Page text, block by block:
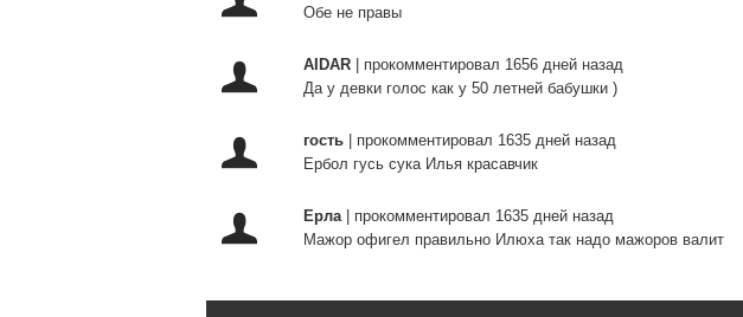
Обе не правы
AIDAR
прокомментировал 1656 дней назад
Да у девки голос как у 50 летней бабушки )
гость
прокомментировал 1635 дней назад
Ербол гусь сука Илья красавчик
Ерла| прокомментировал 1635 дней назад
Мажор офигел правильно Илюха так надо мажоров валит